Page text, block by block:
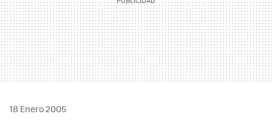
18 Enero 2005